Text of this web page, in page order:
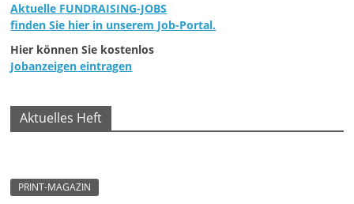
|
S
p
Aktuelle FUNDRAISING-JOBS
finden Sie hier in unserem Job-Portal.
Hier können Sie kostenlos
Jobanzeigen eintragen
Aktuelles Heft
PRINT-MAGAZIN